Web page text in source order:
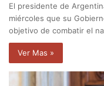
El presidente de
miércoles que su
objetivo de combatir el
Ver Mas »